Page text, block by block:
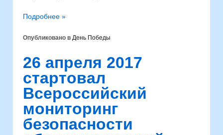
Подробнее »
Опубликовано в День Победы
26 апреля 2017
стартовал
Всероссийский
мониторинг
безопасности